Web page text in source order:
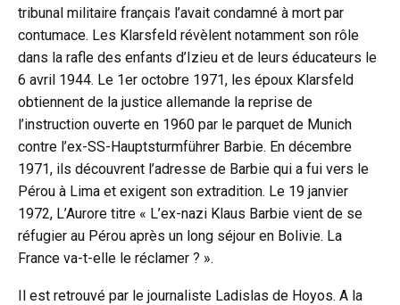
tribunal militaire français l’avait condamné à mort par
contumace. Les Klarsfeld révèlent notamment son rôle
dans la rafle des enfants d’Izieu et de leurs éducateurs le
6 avril 1944. Le 1er octobre 1971, les époux Klarsfeld
obtiennent de la justice allemande la reprise de
l’instruction ouverte en 1960 par le parquet de Munich
contre l’ex-SS-Hauptsturmführer Barbie. En décembre
1971, ils découvrent l’adresse de Barbie qui a fui vers le
Pérou à Lima et exigent son extradition. Le 19 janvier
1972, L’Aurore titre « L’ex-nazi Klaus Barbie vient de se
réfugier au Pérou après un long séjour en Bolivie. La
France va-t-elle le réclamer ? ».
Il est retrouvé par le journaliste Ladislas de Hoyos. A la